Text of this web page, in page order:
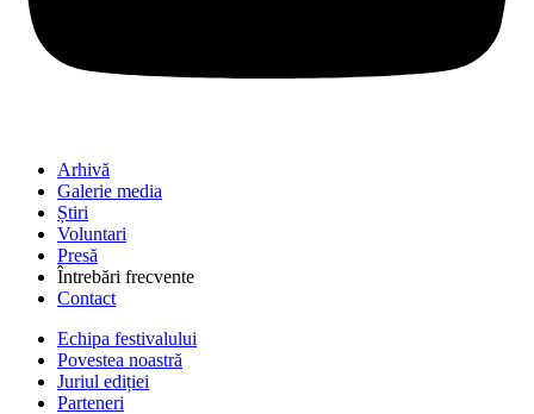
Arhivă
Galerie media
Știri
Voluntari
Presă
Întrebări frecvente
Contact
Echipa festivalului
Povestea noastră
Juriul ediției
Parteneri